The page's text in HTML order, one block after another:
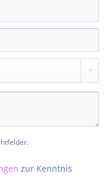
zur Kenntnis